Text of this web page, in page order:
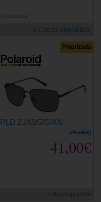
Graduable
3 Colores disponibles
Polarizada
PLD 2143/G/S/XN
75,00€
41,00€
1 Color disponible